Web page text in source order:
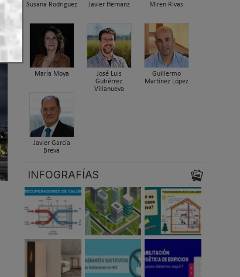
Susana Rodriguez Javier Hernanz Miren Rivas
María Moya
José Luis
Gutiérrez
Villanueva
Guillermo
Martínez López
Javier García
Breva
INFOGRAFÍAS